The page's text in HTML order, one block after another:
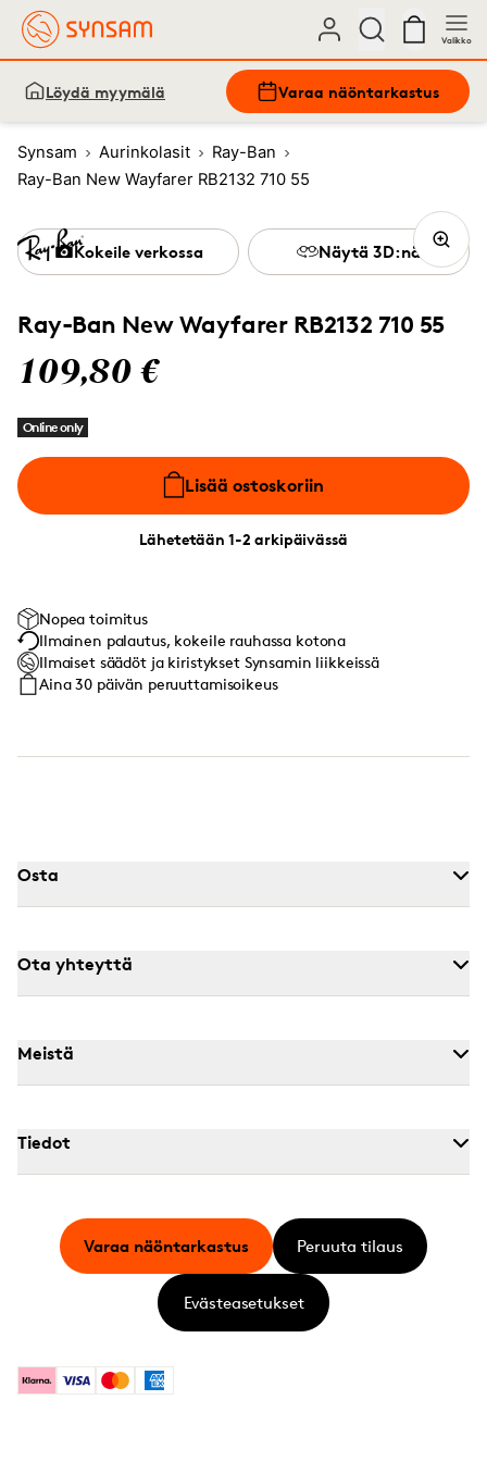
Valikko
Löydä myymälä Varaa näöntarkastus
Synsam Aurinkolasit
Ray-Ban
Ray-Ban New Wayfarer RB2132 710 55
Ray-Ban New Wayfarer RB2132 710 55
109,80 €
Online only
Lisää ostoskoriin
Lähetetään 1-2 arkipäivässä
Kokeile verkossa Näytä 3D:nä
Nopea toimitus
Ilmainen palautus, kokeile rauhassa kotona
Ilmaiset säädöt ja kiristykset Synsamin liikkeissä
Aina 30 päivän peruuttamisoikeus
Osta
Ota yhteyttä
Meistä
Tiedot
KlarnaVisa MastercardAmerican Express
Varaa näöntarkastus Peruuta tilaus
Evästeasetukset